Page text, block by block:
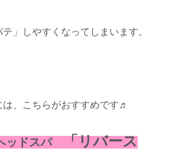
」しやすくなってしまいます。
は、こちらがおすすめです♬
ッドスパ
「リバース